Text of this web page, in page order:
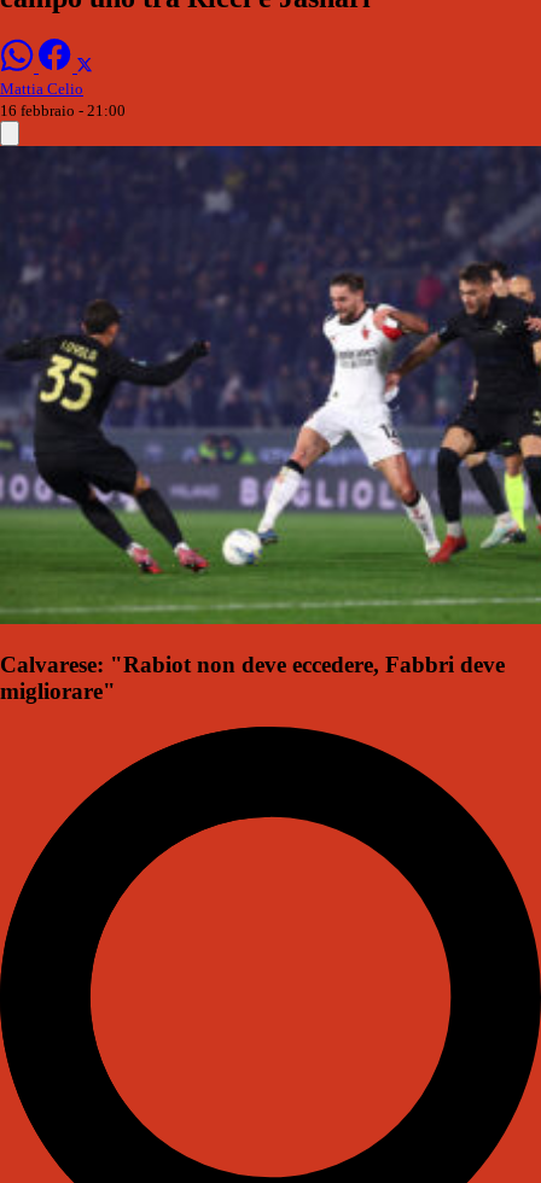
Mattia Celio
16 febbraio - 21:00
Calvarese: "Rabiot non deve eccedere, Fabbri deve
migliorare"